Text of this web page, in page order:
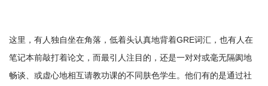
这里，有人独自坐在角落，低着头认真地背着GRE词汇，也有人在
笔记本前敲打着论文，而最引人注目的，还是一对对或毫无隔阂地
畅谈、或虚心地相互请教功课的不同肤色学生。他们有的是通过社